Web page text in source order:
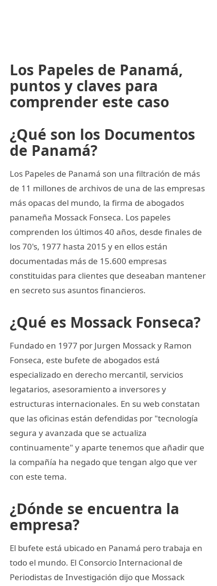
Los Papeles de Panamá,
puntos y claves para
comprender este caso
¿Qué son los Documentos
de Panamá?
Los Papeles de Panamá son una filtración de más
de 11 millones de archivos de una de las empresas
más opacas del mundo, la firma de abogados
panameña Mossack Fonseca. Los papeles
comprenden los últimos 40 años, desde finales de
los 70's, 1977 hasta 2015 y en ellos están
documentadas más de 15.600 empresas
constituidas para clientes que deseaban mantener
en secreto sus asuntos financieros.
¿Qué es Mossack Fonseca?
Fundado en 1977 por Jurgen Mossack y Ramon
Fonseca, este bufete de abogados está
especializado en derecho mercantil, servicios
legatarios, asesoramiento a inversores y
estructuras internacionales. En su web constatan
que las oficinas están defendidas por "tecnología
segura y avanzada que se actualiza
continuamente" y aparte tenemos que añadir que
la compañía ha negado que tengan algo que ver
con este tema.
¿Dónde se encuentra la
empresa?
El bufete está ubicado en Panamá pero trabaja en
todo el mundo. El Consorcio Internacional de
Periodistas de Investigación dijo que Mossack